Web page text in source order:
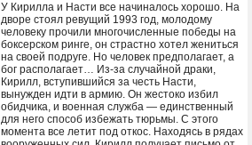
У Кирилла и Насти все начиналось хорошо. На
дворе стоял ревущий 1993 год, молодому
человеку прочили многочисленные победы на
боксерском ринге, он страстно хотел жениться
на своей подруге. Но человек предполагает, а
бог располагает… Из-за случайной драки,
Кирилл, вступившийся за честь Насти,
вынужден идти в армию. Он жестоко избил
обидчика, и военная служба — единственный
для него способ избежать тюрьмы. С этого
момента все летит под откос. Находясь в рядах